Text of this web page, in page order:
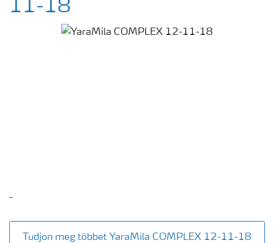
11-18
-
Tudjon meg többet YaraMila COMPLEX 12-11-18